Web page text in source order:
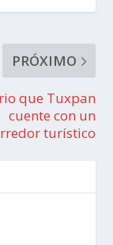
PRÓXIMO
que Tuxpan
cuente con un
turístico